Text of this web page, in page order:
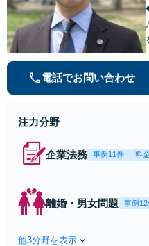
電話でお問い合わせ
注力分野
企業法務 事例11件 料
離婚・男女問題 事例12
他3分野を表示